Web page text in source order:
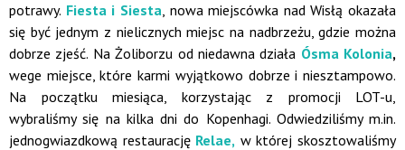
potrawy. Fiesta i Siesta, nowa miejscówka nad Wisłą okazała
się być jednym z nielicznych miejsc na nadbrzeżu, gdzie można
dobrze zjeść. Na Żoliborzu od niedawna działa Ósma Kolonia,
wege miejsce, które karmi wyjątkowo dobrze i niesztampowo.
Na początku miesiąca, korzystając z promocji LOT-u,
wybraliśmy się na kilka dni do Kopenhagi. Odwiedziliśmy m.in.
jednogwiazdkową restaurację Relae, w której skosztowaliśmy